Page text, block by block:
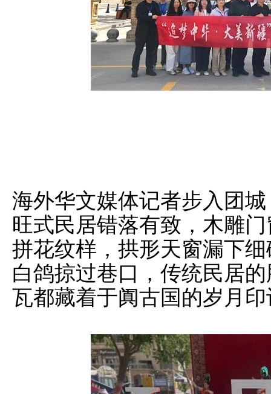
海外华文媒体记者步入团
旺式民居错落有致，木雕
拼花纹样，拱形天窗漏下
白鸽掠过巷口，传统民居
瓦都藏着于阗古国的岁月